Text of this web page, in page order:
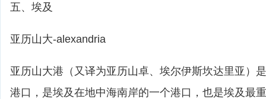
五、埃及
亚历山大-alexandria
亚历山大港（又译为亚历山卓、埃尔伊斯坎达里亚）
港口，是埃及在地中海南岸的一个港口，也是埃及最